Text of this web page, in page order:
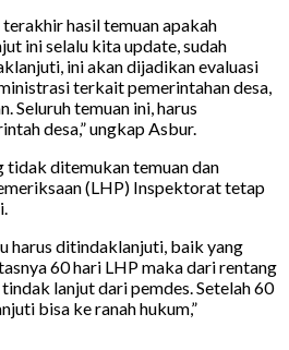
hasil temuan apakah
ini selalu kita update, sudah
ini akan dijadikan evaluasi
terkait pemerintahan desa,
Seluruh temuan ini, harus
desa,” ungkap Asbur.
tidak ditemukan temuan dan
(LHP) Inspektorat tetap
harus ditindaklanjuti, baik yang
60 hari LHP maka dari rentang
lanjut dari pemdes. Setelah 60
bisa ke ranah hukum,”